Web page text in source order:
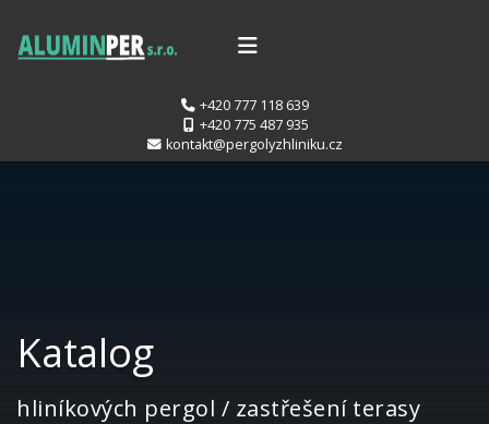
+420 777 118 639
+420 775 487 935
kontakt@pergolyzhliniku.cz
Katalog
hliníkových pergol / zastřešení terasy